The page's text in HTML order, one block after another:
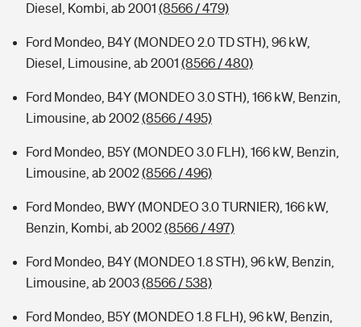
Diesel, Kombi, ab 2001 (8566 / 479)
Ford Mondeo, B4Y (MONDEO 2.0 TD STH), 96 kW,
Diesel, Limousine, ab 2001 (8566 / 480)
Ford Mondeo, B4Y (MONDEO 3.0 STH), 166 kW, Benzin,
Limousine, ab 2002(8566 / 495)
Ford Mondeo, B5Y (MONDEO 3.0 FLH), 166 kW, Benzin,
Limousine, ab 2002(8566 / 496)
Ford Mondeo, BWY (MONDEO 3.0 TURNIER), 166 kW,
Benzin, Kombi, ab 2002(8566 / 497)
Ford Mondeo, B4Y (MONDEO 1.8 STH), 96 kW, Benzin,
Limousine, ab 2003(8566 / 538)
Ford Mondeo, B5Y (MONDEO 1.8 FLH), 96 kW, Benzin,